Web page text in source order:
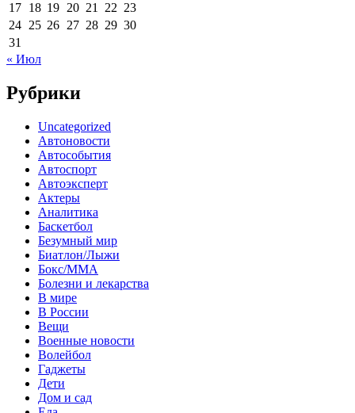
17 18 19 20 21 22 23
24 25 26 27 28 29 30
31
« Июл
Рубрики
Uncategorized
Автоновости
Автособытия
Автоспорт
Автоэксперт
Актеры
Аналитика
Баскетбол
Безумный мир
Биатлон/Лыжи
Бокс/MMA
Болезни и лекарства
В мире
В России
Вещи
Военные новости
Волейбол
Гаджеты
Дети
Дом и сад